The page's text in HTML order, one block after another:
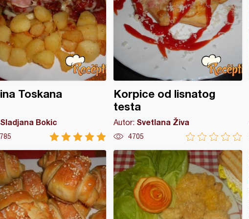
Toskana
Sladjana Bokic
Korpice od lisnatog
testa
Autor: Svetlana Živa
4705